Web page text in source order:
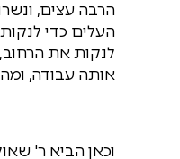
הרבה עצים,
העלים כדי
לנקות את הרחוב,
אותה עבודה,
וכאן הביא ר'